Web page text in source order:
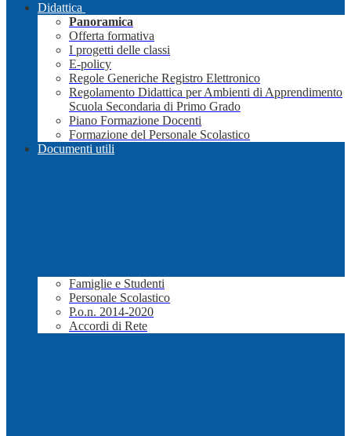
Didattica
Panoramica
Offerta formativa
I progetti delle classi
E-policy
Regole Generiche Registro Elettronico
Regolamento Didattica per Ambienti di Apprendimento
Scuola Secondaria di Primo Grado
Piano Formazione Docenti
Formazione del Personale Scolastico
Documenti utili
Famiglie e Studenti
Personale Scolastico
P.o.n. 2014-2020
Accordi di Rete